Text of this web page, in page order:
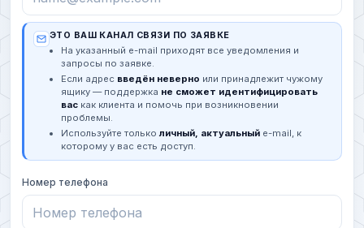
ЭТО ВАШ КАНАЛ СВЯЗИ ПО ЗАЯВКЕ
На указанный e-mail приходят все уведомления и
запросы по заявке.
Если адрес введён неверно или принадлежит чужому
ящику — поддержка не сможет идентифицировать
вас как клиента и помочь при возникновении
проблемы.
Используйте тольколичный, актуальный e-mail, к
которому у вас есть доступ.
Номер телефона